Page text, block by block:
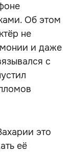
Об этом
не
и даже
с
это
её